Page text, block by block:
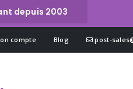
depuis 2003
compte Blog post-